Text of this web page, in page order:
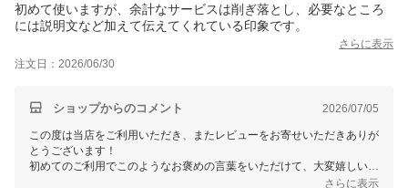
初めて使いますが、余計なサービスは削ぎ落とし、必要なところ
には説明文など加えて伝えてくれている印象です。
さらに表示
注文日：2026/06/30
ショップからのコメント 2026/07/05
この度は当店をご利用いただき、またレビューをお寄せいただきありが
とうございます！
初めてのご利用でこのようなお褒めの言葉をいただけて、大変嬉しい気
さらに表示